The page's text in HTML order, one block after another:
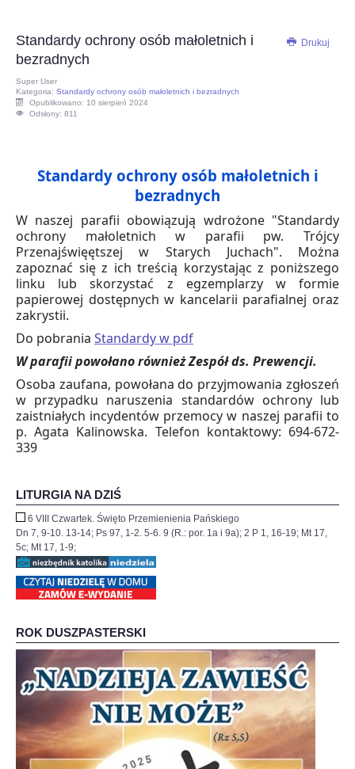
Drukuj
Standardy ochrony osób małoletnich i
bezradnych
Super User
Kategoria: Standardy ochrony osób małoletnich i bezradnych
Opublikowano: 10 sierpień 2024
Odsłony: 811
Standardy ochrony osób małoletnich i
bezradnych
W naszej parafii obowiązują wdrożone "Standardy
ochrony małoletnich w parafii pw. Trójcy
Przenajświęętszej w Starych Juchach". Można
zapoznać się z ich treścią korzystając z poniższego
linku lub skorzystać z egzemplarzy w formie
papierowej dostępnych w kancelarii parafialnej oraz
zakrystii.
Do pobrania Standardy w pdf
W parafii powołano również Zespół ds. Prewencji.
Osoba zaufana, powołana do przyjmowania zgłoszeń
w przypadku naruszenia standardów ochrony lub
zaistniałych incydentów przemocy w naszej parafii to
p. Agata Kalinowska. Telefon kontaktowy: 694-672-
339
LITURGIA NA DZIŚ
6 VIII Czwartek. Święto Przemienienia Pańskiego
Dn 7, 9-10. 13-14; Ps 97, 1-2. 5-6. 9 (R.: por. 1a i 9a); 2 P 1, 16-19; Mt 17,
5c; Mt 17, 1-9;
ROK DUSZPASTERSKI